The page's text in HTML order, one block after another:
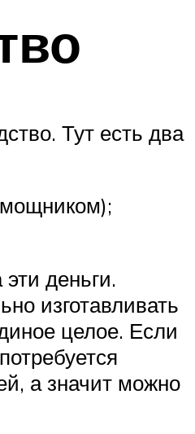
Тут есть два
деньги.
изготавливать
целое. Если
а значит можно